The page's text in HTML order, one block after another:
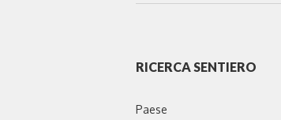
RICERCA SENTIERO
Paese